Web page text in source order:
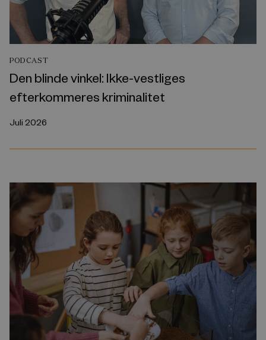
PODCAST
Den blinde vinkel: Ikke-vestliges
efterkommeres kriminalitet
Juli 2026